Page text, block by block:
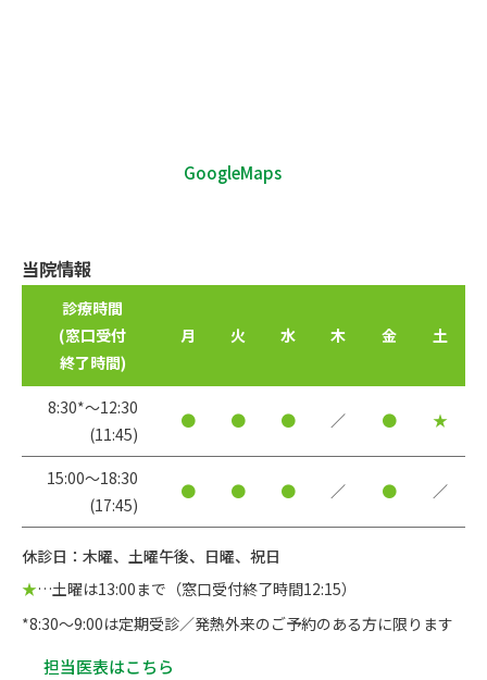
GoogleMaps
当院情報
診療時間
(窓口受付
終了時間)
月 火 水 木 金 土
8:30*〜12:30
(11:45)
● ● ● ／ ● ★
15:00〜18:30
(17:45)
● ● ● ／ ● ／
休診日：木曜、土曜午後、日曜、祝日
★…土曜は13:00まで（窓口受付終了時間12:15）
*8:30～9:00は定期受診／発熱外来のご予約のある方に限ります
担当医表はこちら